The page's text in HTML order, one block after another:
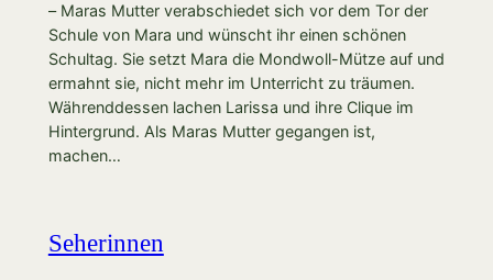
– Maras Mutter verabschiedet sich vor dem Tor der
Schule von Mara und wünscht ihr einen schönen
Schultag. Sie setzt Mara die Mondwoll-Mütze auf und
ermahnt sie, nicht mehr im Unterricht zu träumen.
Währenddessen lachen Larissa und ihre Clique im
Hintergrund. Als Maras Mutter gegangen ist,
machen…
Seherinnen